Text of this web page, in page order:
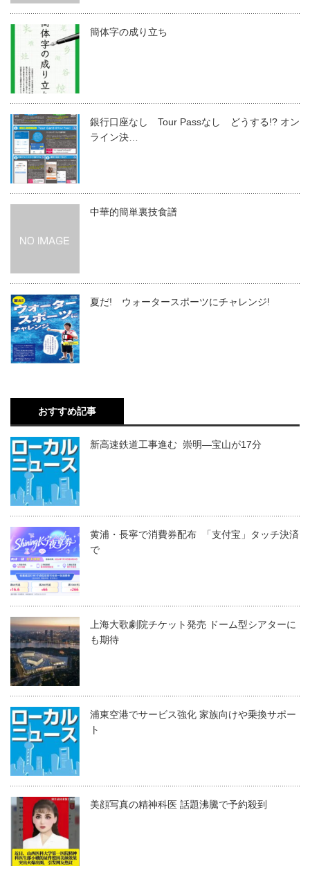
簡体字の成り立ち
銀行口座なし Tour Passなし どうする!? オン
ライン決…
中華的簡単裏技食譜
夏だ! ウォータースポーツにチャレンジ!
おすすめ記事
新高速鉄道工事進む 崇明―宝山が17分
黄浦・長寧で消費券配布 「支付宝」タッチ決済
で
上海大歌劇院チケット発売 ドーム型シアターに
も期待
浦東空港でサービス強化 家族向けや乗換サポー
ト
美顔写真の精神科医 話題沸騰で予約殺到